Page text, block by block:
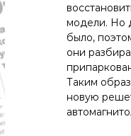
модели. Но
было,
они
Таким
новую